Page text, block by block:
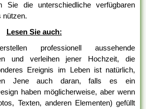
Sie die unterschiedliche verfügbaren
nützen.
Lesen Sie auch:
professionell aussehende
und verleihen jener Hochzeit, die
Ereignis im Leben ist natürlich,
Jene auch daran, falls es ein
haben möglicherweise, aber wenn
Texten, anderen Elementen) gefüllt